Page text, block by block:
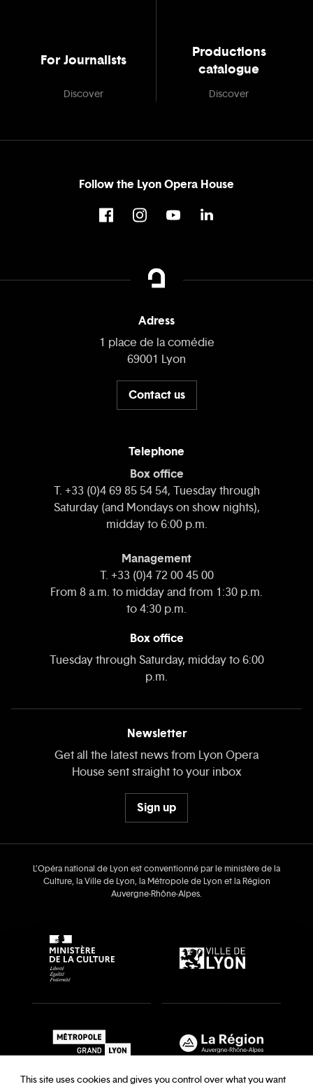
For Journalists
Discover
Productions
catalogue
Discover
Follow the Lyon Opera House
Adress
1 place de la comédie
69001 Lyon
Contact us
Telephone
Box office
T. +33 (0)4 69 85 54 54, Tuesday through
Saturday (and Mondays on show nights),
midday to 6:00 p.m.
Management
T. +33 (0)4 72 00 45 00
From 8 a.m. to midday and from 1:30 p.m.
to 4:30 p.m.
Box office
Tuesday through Saturday, midday to 6:00
p.m.
Newsletter
Get all the latest news from Lyon Opera
House sent straight to your inbox
Sign up
L’Opéra national de Lyon est conventionné par le ministère de la
Culture, la Ville de Lyon, la Métropole de Lyon et la Région
Auvergne‑Rhône‑Alpes.
This site uses cookies and gives you control over what you want